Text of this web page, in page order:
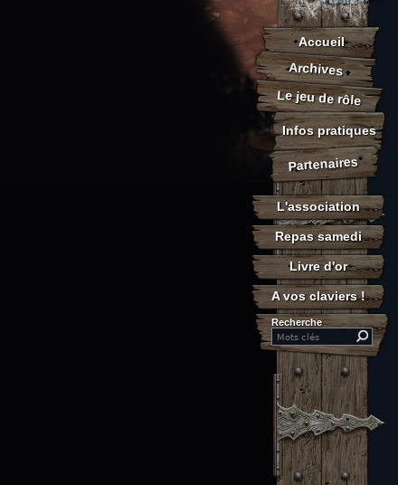
Accueil
Archives
Le jeu de rôle
Infos pratiques
Partenaires
L'association
Repas samedi
Livre d'or
A vos claviers !
Recherche
Search this site